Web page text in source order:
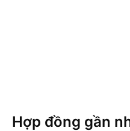
Hợp đồng gần